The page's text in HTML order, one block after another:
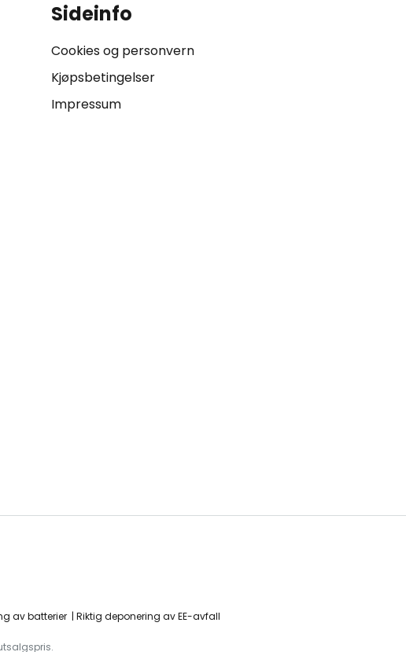
Sideinfo
Cookies og personvern
Kjøpsbetingelser
Impressum
av batterier Riktig deponering av EE-avfall